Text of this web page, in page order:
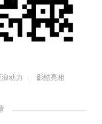
机串并联混动系
静、超平顺五大核
浪动力 影酷亮相